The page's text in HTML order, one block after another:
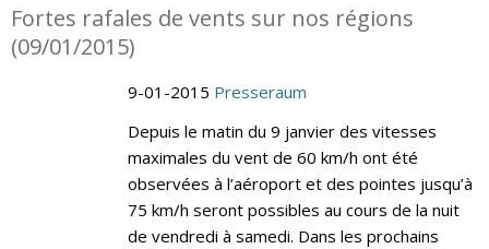
Fortes rafales de vents sur nos régions
(09/01/2015)
9-01-2015 Presseraum
Depuis le matin du 9 janvier des vitesses
maximales du vent de 60 km/h ont été
observées à l’aéroport et des pointes jusqu’à
75 km/h seront possibles au cours de la nuit
de vendredi à samedi. Dans les prochains